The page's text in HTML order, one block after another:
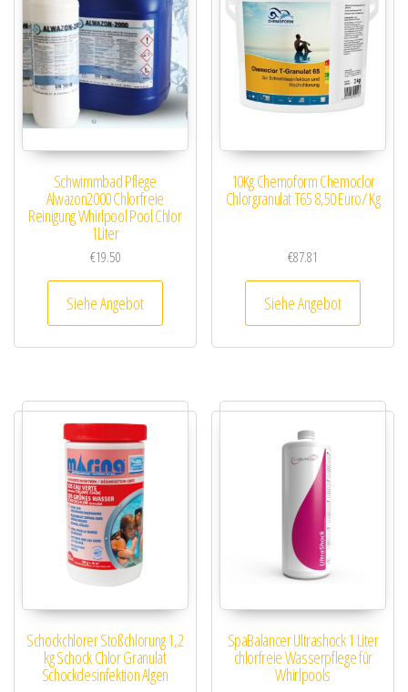
Schwimmbad Pflege
Alwazon2000 Chlorfreie
Reinigung Whirlpool Pool Chlor
1Liter
€19.50
Siehe Angebot
10Kg Chemoform Chemoclor
Chlorgranulat T65 8,50 Euro/ Kg
€87.81
Siehe Angebot
Schockchlorer Stoßchlorung 1,2
kg Schock Chlor Granulat
Schockdesinfektion Algen
SpaBalancer Ultrashock 1 Liter
chlorfreie Wasserpflege für
Whirlpools